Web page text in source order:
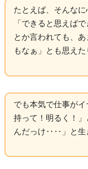
たとえば、そんなに
「できると思えば
とか言われても、
もなぁ」とも思えた
でも本気で仕事が
持って！明るく！
んだっけ‥‥」と生